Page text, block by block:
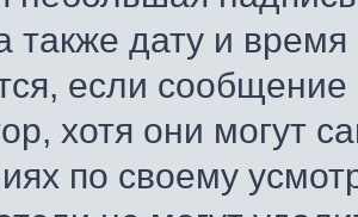
также дату и
если
хотя они могут
по своему